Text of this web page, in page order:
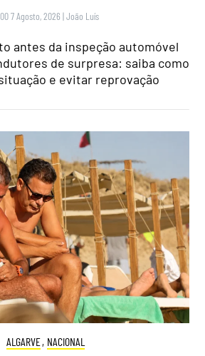
7 Agosto, 2026 |João Luís
antes da inspeção automóvel
de surpresa: saiba como
e evitar reprovação
ALGARVE, NACIONAL